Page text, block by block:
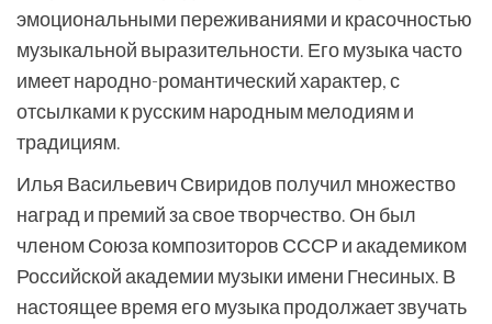
эмоциональными переживаниями и красочностью
музыкальной выразительности. Его музыка часто
имеет народно-романтический характер, с
отсылками к русским народным мелодиям и
традициям.
Илья Васильевич Свиридов получил множество
наград и премий за свое творчество. Он был
членом Союза композиторов СССР и академиком
Российской академии музыки имени Гнесиных. В
настоящее время его музыка продолжает звучать